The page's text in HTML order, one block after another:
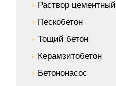
Раствор цементный
Пескобетон
Тощий бетон
Керамзитобетон
Бетононасос